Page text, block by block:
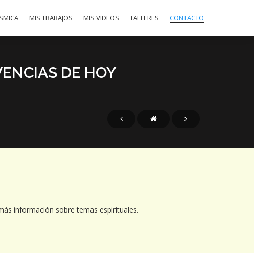
MIS TRABAJOS MIS VIDEOS TALLERES CONTACTO
DE HOY
información sobre temas espirituales.